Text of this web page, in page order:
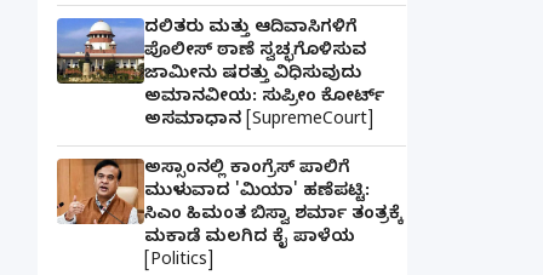
ದಲಿತರು ಮತ್ತು ಆದಿವಾಸಿಗಳಿಗೆ
ಪೊಲೀಸ್ ಠಾಣೆ ಸ್ವಚ್ಛಗೊಳಿಸುವ
ಜಾಮೀನು ಷರತ್ತು ವಿಧಿಸುವುದು
ಅಮಾನವೀಯ: ಸುಪ್ರೀಂ ಕೋರ್ಟ್
ಅಸಮಾಧಾನ [SupremeCourt]
ಅಸ್ಸಾಂನಲ್ಲಿ ಕಾಂಗ್ರೆಸ್ ಪಾಲಿಗೆ
ಮುಳುವಾದ 'ಮಿಯಾ' ಹಣೆಪಟ್ಟಿ:
ಸಿಎಂ ಹಿಮಂತ ಬಿಸ್ವಾ ಶರ್ಮಾ ತಂತ್ರಕ್ಕೆ
ಮಕಾಡೆ ಮಲಗಿದ ಕೈ ಪಾಳೆಯ
[Politics]